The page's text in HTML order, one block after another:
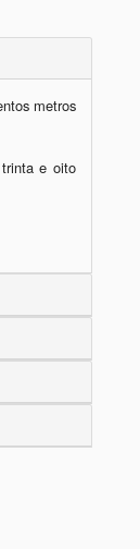
metros
e oito